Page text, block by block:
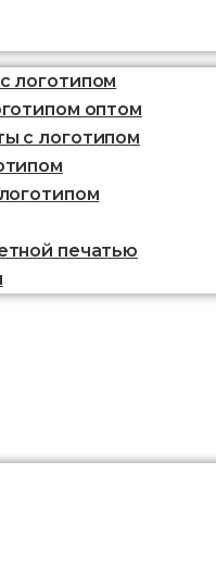
логотипом
оптом
с логотипом
печатью